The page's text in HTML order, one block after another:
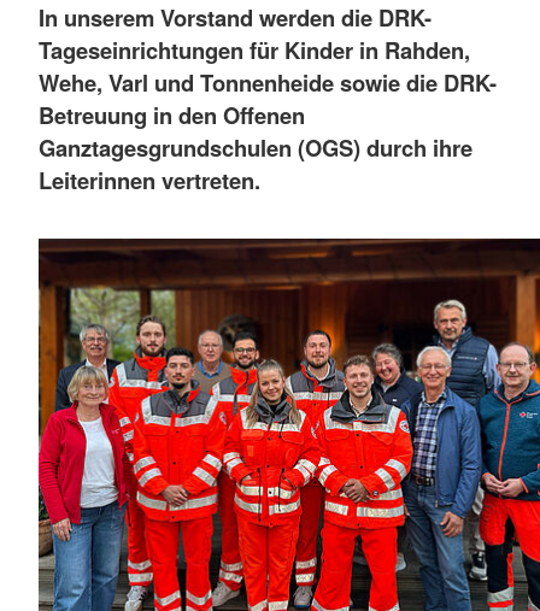
In unserem Vorstand werden die DRK-
Tageseinrichtungen für Kinder in Rahden,
Wehe, Varl und Tonnenheide sowie die DRK-
Betreuung in den Offenen
Ganztagesgrundschulen (OGS) durch ihre
Leiterinnen vertreten.